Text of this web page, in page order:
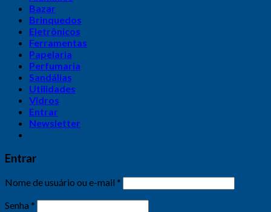
Bazar
Brinquedos
Eletrônicos
Ferramentas
Papelaria
Perfumaria
Sandálias
Utilidades
Vidros
Entrar
Newsletter
Entrar
Nome de usuário ou e-mail *
Senha *